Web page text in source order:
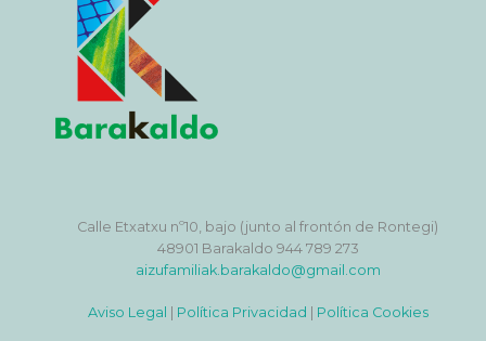
Calle Etxatxu nº10, bajo (junto al frontón de Rontegi)
48901 Barakaldo 944 789 273
aizufamiliak.barakaldo@gmail.com
Aviso Legal Política Privacidad Política Cookies